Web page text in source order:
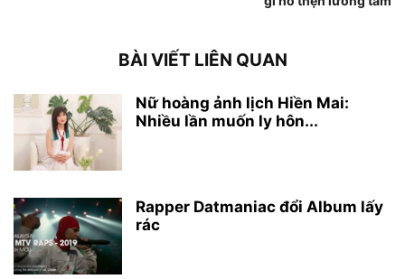
BÀI VIẾT LIÊN QUAN
Nữ hoàng ảnh lịch Hiền Mai:
Nhiều lần muốn ly hôn...
Rapper Datmaniac đổi Album lấy
rác